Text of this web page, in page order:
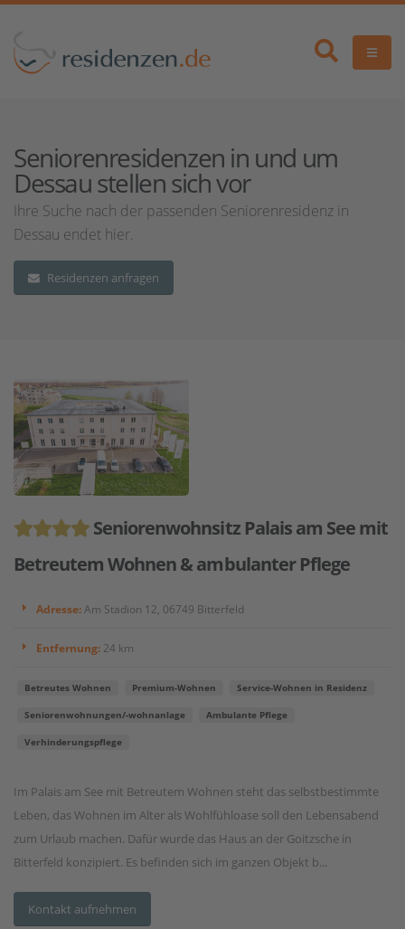
Seniorenresidenzen in und um
Dessau stellen sich vor
Ihre Suche nach der passenden Seniorenresidenz in
Dessau endet hier.
Residenzen anfragen
Seniorenwohnsitz Palais am See mit
Betreutem Wohnen & ambulanter Pflege
Adresse:Am Stadion 12, 06749 Bitterfeld
Entfernung: 24 km
Betreutes Wohnen Premium-Wohnen Service-Wohnen in Residenz
Seniorenwohnungen/-wohnanlage Ambulante Pflege
Verhinderungspflege
Im Palais am See mit Betreutem Wohnen steht das selbstbestimmte
Leben, das Wohnen im Alter als Wohlfühloase soll den Lebensabend
zum Urlaub machen. Dafür wurde das Haus an der Goitzsche in
Bitterfeld konzipiert. Es befinden sich im ganzen Objekt b...
Kontakt aufnehmen